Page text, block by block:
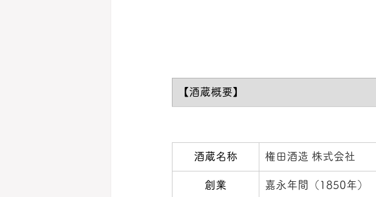
​【酒蔵概要】
​酒蔵名称 権田酒造 株式会社
創業 嘉永年間（1850年）